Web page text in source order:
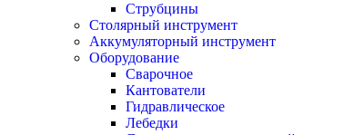
Струбцины
Столярный инструмент
Аккумуляторный инструмент
Оборудование
Сварочное
Кантователи
Гидравлическое
Лебедки